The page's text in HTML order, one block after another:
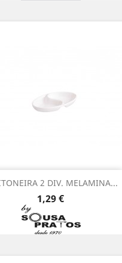
2 DIV. MELAMINA...
Preço
1,29 €
Vista rápida